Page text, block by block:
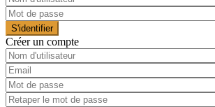
S'identifier
Créer un compte